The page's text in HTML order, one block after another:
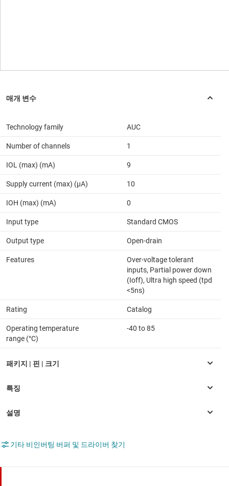
Technology family AUC
Number of channels 1
IOL (max) (mA) 9
Supply current (max) (µA) 10
IOH (max) (mA) 0
Input type Standard CMOS
Output type Open-drain
Features
Over-voltage tolerant
inputs, Partial power down
(Ioff), Ultra high speed (tpd
<5ns)
Rating Catalog
Operating temperature
range (°C)
-40 to 85
기타 비인버팅 버퍼 및 드라이버 찾기